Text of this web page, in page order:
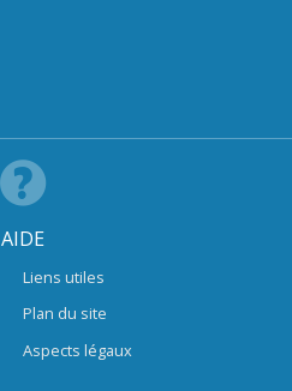
AIDE
Liens utiles
Plan du site
Aspects légaux